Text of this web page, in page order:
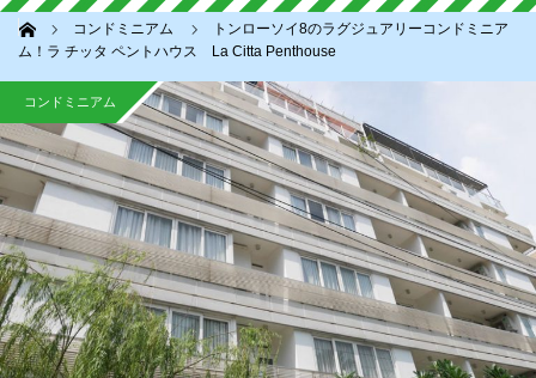
ホーム コンドミニアム
トンローソイ8のラグジュアリーコンドミニア
ム！ラ チッタ ペントハウス La Citta Penthouse
コンドミニアム